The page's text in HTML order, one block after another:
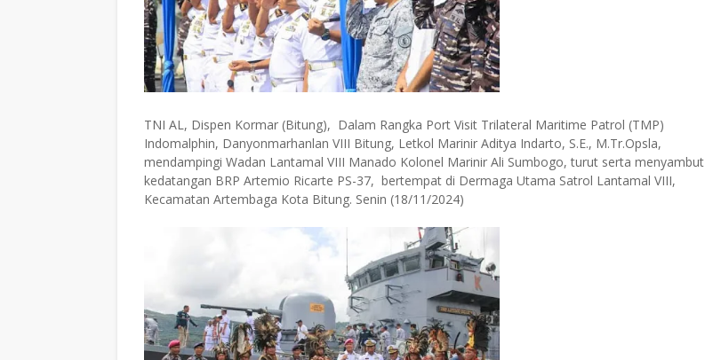
TNI AL, Dispen Kormar (Bitung), Dalam Rangka Port Visit Trilateral Maritime Patrol (TMP)
Indomalphin, Danyonmarhanlan VIII Bitung, Letkol Marinir Aditya Indarto, S.E., M.Tr.Opsla,
mendampingi Wadan Lantamal VIII Manado Kolonel Marinir Ali Sumbogo, turut serta menyambut
kedatangan BRP Artemio Ricarte PS-37, bertempat di Dermaga Utama Satrol Lantamal VIII,
Kecamatan Artembaga Kota Bitung. Senin (18/11/2024)